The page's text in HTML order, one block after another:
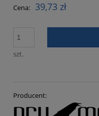
Cena: 39,73 zł
szt.
Producent: